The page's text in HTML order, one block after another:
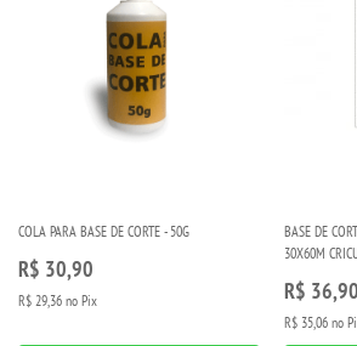
COLA PARA BASE DE CORTE - 50G
R$ 30,90
R$ 29,36 no Pix
BASE DE
30X60M
R$ 36,90
R$ 35,06 no